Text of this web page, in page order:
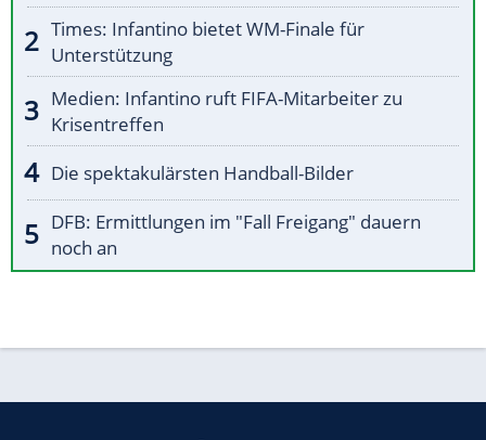
Times: Infantino bietet WM-Finale für
Unterstützung
Medien: Infantino ruft FIFA-Mitarbeiter zu
Krisentreffen
Die spektakulärsten Handball-Bilder
DFB: Ermittlungen im "Fall Freigang" dauern
noch an